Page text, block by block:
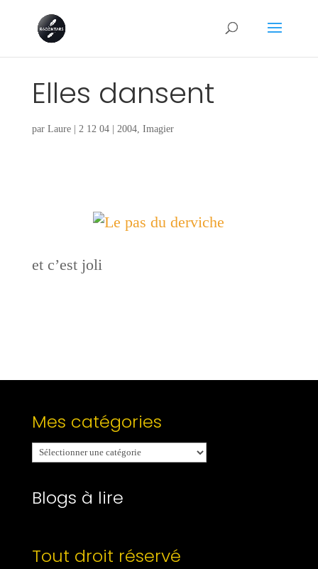
Elles dansent
par Laure| 2 12 04| 2004, Imagier
et c’est joli
Mes catégories
Mes
catégories
Blogs à lire
Tout droit réservé